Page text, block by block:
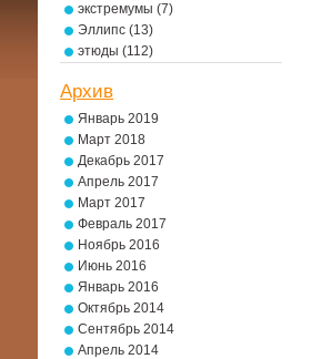
экстремумы (7)
Эллипс (13)
этюды (112)
Архив
Январь 2019
Март 2018
Декабрь 2017
Апрель 2017
Март 2017
Февраль 2017
Ноябрь 2016
Июнь 2016
Январь 2016
Октябрь 2014
Сентябрь 2014
Апрель 2014